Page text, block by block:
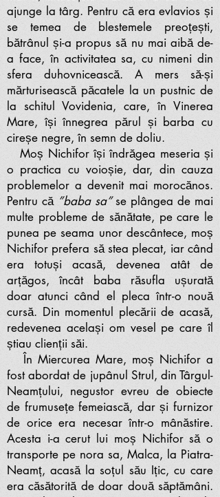
ajunge la târg. Pentru că era evlavios și
se temea de blestemele preoțești,
bătrânul și-a propus să nu mai aibă de-
a face, în activitatea sa, cu nimeni din
sfera duhovnicească. A mers să-și
mărturisească păcatele la un pustnic de
la schitul Vovidenia, care, în Vinerea
Mare, își înnegrea părul și barba cu
cireșe negre, în semn de doliu.
Moș Nichifor își îndrăgea meseria și
o practica cu voioșie, dar, din cauza
problemelor a devenit mai morocănos.
Pentru că ”baba sa”se plângea de mai
multe probleme de sănătate, pe care le
punea pe seama unor descântece, moș
Nichifor prefera să stea plecat, iar când
era totuși acasă, devenea atât de
arțăgos, încât baba răsufla ușurată
doar atunci când el pleca într-o nouă
cursă. Din momentul plecării de acasă,
redevenea același om vesel pe care îl
știau clienții săi.
În Miercurea Mare, moș Nichifor a
fost abordat de jupânul Strul, din Târgul-
Neamțului, negustor evreu de obiecte
de frumusețe femeiască, dar și furnizor
de orice era necesar într-o mânăstire.
Acesta i-a cerut lui moș Nichifor să o
transporte pe nora sa, Malca, la Piatra-
Neamț, acasă la soțul său Ițic, cu care
era căsătorită de doar două săptămâni.